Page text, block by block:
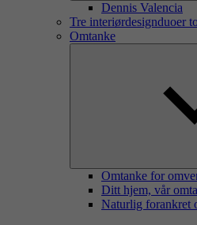
Dennis Valencia
Tre interiørdesignduoer
Omtanke
Omtanke for
Ditt hjem, vår
Naturlig forankret